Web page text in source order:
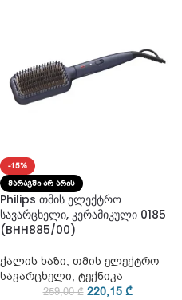
-15%
ᲛᲐᲠᲐᲒᲨᲘ ᲐᲠ ᲐᲠᲘᲡ
Philips თმის ელექტრო
სავარცხელი, კერამიკული 0185
(BHH885/00)
ქალის ხაზი, თმის ელექტრო
სავარცხელი, ტექნიკა
259,00₾ 220,15 ₾